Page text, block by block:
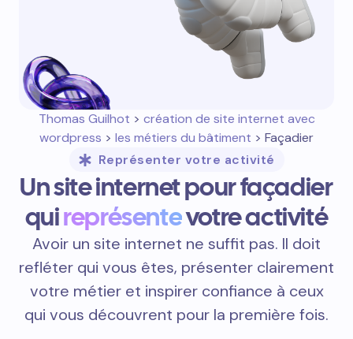
Thomas Guilhot > création de site internet avec
wordpress > les métiers du bâtiment > Façadier
Représenter votre activité
Un site internet pour façadier
quireprésentevotre activité
Avoir un site internet ne suffit pas. Il doit
refléter qui vous êtes, présenter clairement
votre métier et inspirer confiance à ceux
qui vous découvrent pour la première fois.